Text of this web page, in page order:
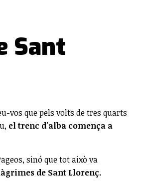
Sant
vos que pels volts de tres quarts
el trenc d'alba comença a
sinó que tot això va
de Sant Llorenç.